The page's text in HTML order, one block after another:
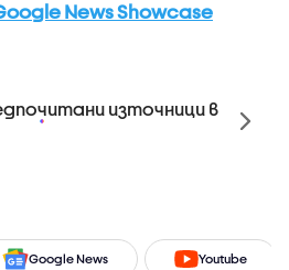
News Showcase
източници в
Google News Youtube